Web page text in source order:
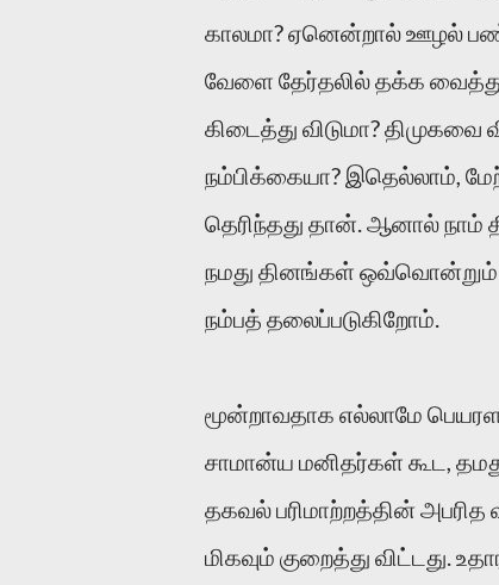
காலமா? ஏனென்றால் ஊழல்
வேளை தேர்தலில் தக்க
கிடைத்து விடுமா?
நம்பிக்கையா? இதெல்லாம்,
தெரிந்தது தான். ஆனால் நாம்
நமது தினங்கள் ஒவ்வொன்றும்
நம்பத் தலைப்படுகிறோம்.
மூன்றாவதாக எல்லாமே
சாமான்ய மனிதர்கள் கூட,
தகவல் பரிமாற்றத்தின்
மிகவும் குறைத்து